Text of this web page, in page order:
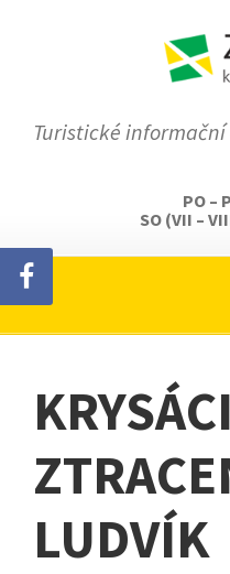
Turistické
PO –
SO (VII –
LUDVÍK